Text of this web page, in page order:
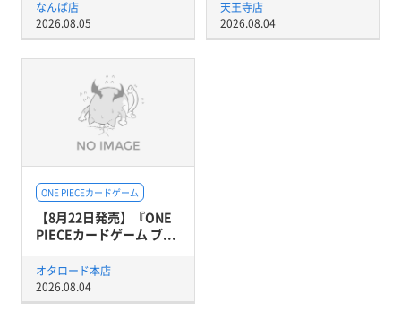
なんば店
2026.08.05
天王寺店
2026.08.04
ONE PIECEカードゲーム
【8月22日発売】『ONE
PIECEカードゲーム ブ...
オタロード本店
2026.08.04